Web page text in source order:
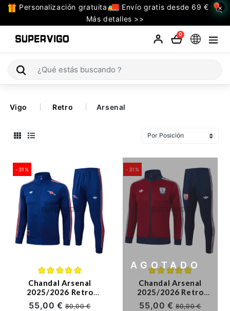
Personalización gratuita
Envío gratis desde 69 €
Más detalles >>
×
0
TODAS
LAS
CATEGORIAS
La Liga
Bundesliga
Premier League
Serie A
Ligue 1
Niños
Entrenamiento
Vigo Retro Arsenal
-31%
Chandal Arsenal
2025/2026 Retro
Azul Real
55,00 €80,00 €
-31%
Chandal Arsenal
2025/2026 Retro
Granate/Azul Real
55,00 €80,00 €
AGOTADO